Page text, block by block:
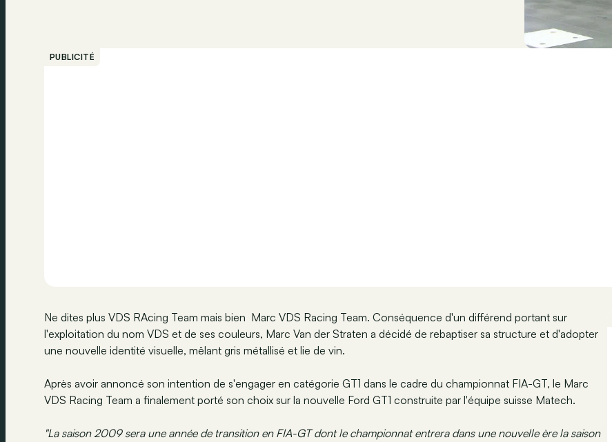
PUBLICITÉ
Ne dites plus VDS RAcing Team mais bien Marc VDS Racing Team. Conséquence d'un différend portant sur
l'exploitation du nom VDS et de ses couleurs, Marc Van der Straten a décidé de rebaptiser sa structure et d'adopter
une nouvelle identité visuelle, mêlant gris métallisé et lie de vin.
Après avoir annoncé son intention de s'engager en catégorie GT1 dans le cadre du championnat FIA-GT, le Marc
VDS Racing Team a finalement porté son choix sur la nouvelle Ford GT1 construite par l'équipe suisse Matech.
"La saison 2009 sera une année de transition en FIA-GT dont le championnat entrera dans une nouvelle ère la saison